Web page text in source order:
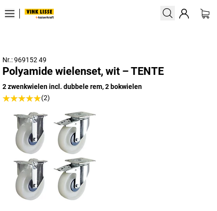
Nr.: 969152 49
Polyamide wielenset, wit – TENTE
2 zwenkwielen incl. dubbele rem, 2 bokwielen
(2)